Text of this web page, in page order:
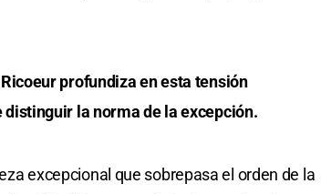
profundiza en esta tensión
la norma de la excepción.
excepcional que sobrepasa el orden de la